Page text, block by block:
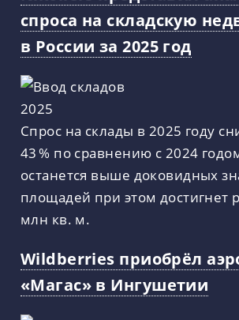
спроса на складскую
в России за 2025 год
Спрос на склады в 2025 году
43 % по сравнению с 2024
останется выше доковидных
площадей при этом достигнет
млн кв. м.
Wildberries приобрёл
«Магас» в Ингушетии